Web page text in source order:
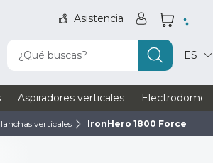
Asistencia
¿Qué buscas? ES
Aspiradores verticales
verticales IronHero 1800 Force